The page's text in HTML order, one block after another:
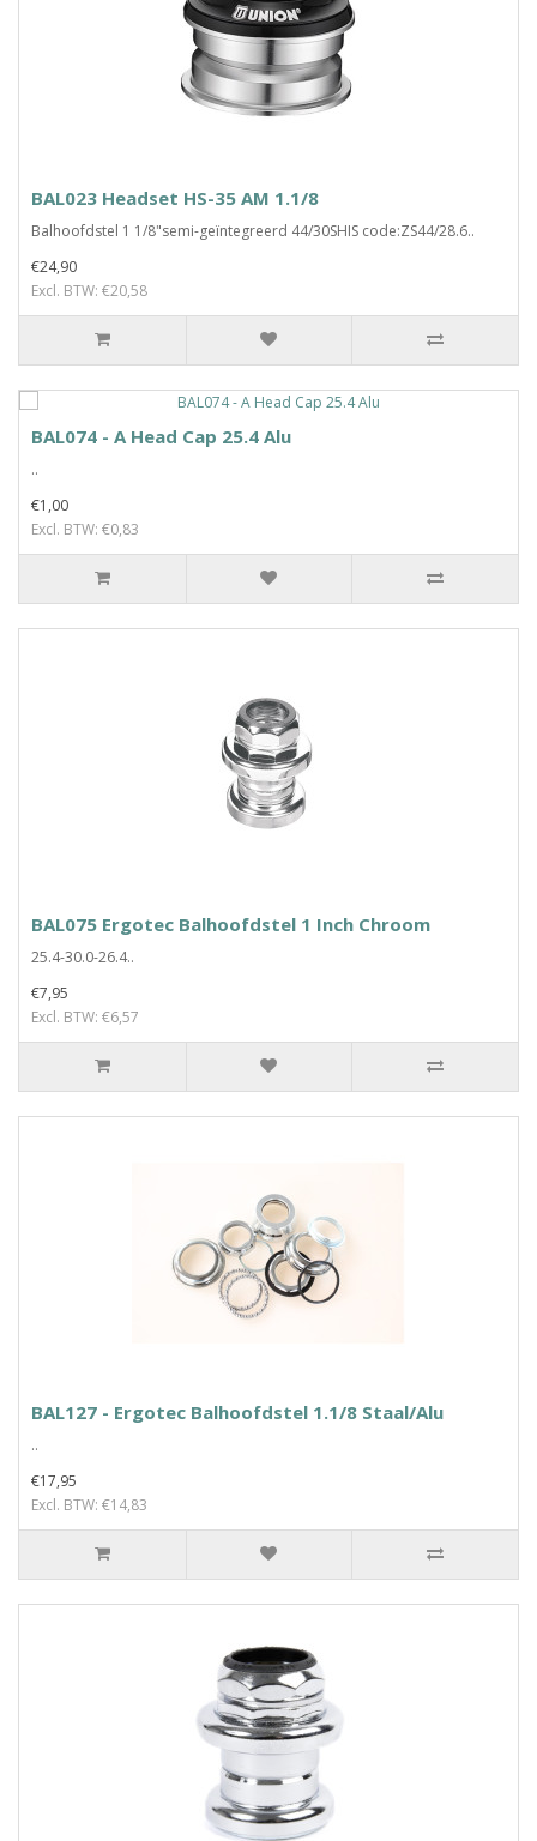
BAL023 Headset HS-35 AM 1.1/8
Balhoofdstel 1 1/8"semi-geïntegreerd 44/30SHIS code:ZS44/28.6..
€24,90
Excl. BTW: €20,58
BAL074 - A Head Cap 25.4 Alu
..
€1,00
Excl. BTW: €0,83
BAL075 Ergotec Balhoofdstel 1 Inch Chroom
25.4-30.0-26.4..
€7,95
Excl. BTW: €6,57
BAL127 - Ergotec Balhoofdstel 1.1/8 Staal/Alu
..
€17,95
Excl. BTW: €14,83